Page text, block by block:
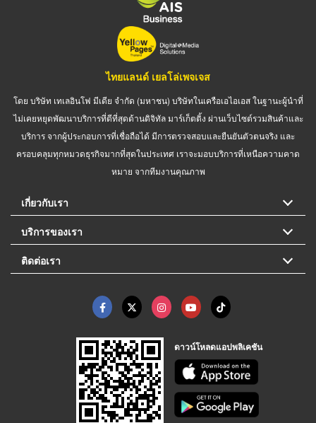
ไทยแลนด์ เยลโล่เพจเจส
โดย บริษัท เทเลอินโฟ มีเดีย จำกัด (มหาชน) บริษัทในเครือเอไอเอส ในฐานะผู้นำที่
ไม่เคยหยุดพัฒนาบริการที่ดีที่สุดด้านดิจิทัล มาร์เก็ตติ้ง ผ่านเว็บไซต์รวมสินค้าและ
บริการ จากผู้ประกอบการที่เชื่อถือได้ มีการตรวจสอบและยืนยันตัวตนจริง และ
ครอบคลุมทุกหมวดธุรกิจมากที่สุดในประเทศ เราจะมอบบริการที่เหนือความคาด
หมาย จากทีมงานคุณภาพ
เกี่ยวกับเรา
บริการของเรา
ติดต่อเรา
ดาวน์โหลดแอปพลิเคชัน